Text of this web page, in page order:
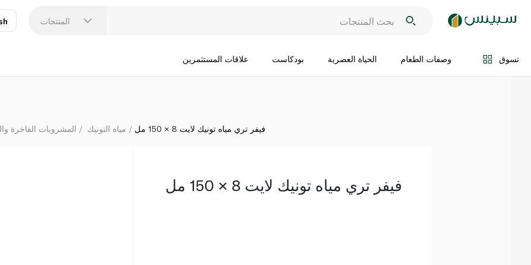
المنتجات
تسوق وصفات الطعام الحياة العصرية بودكاست علاقات المستثمرين
اضف الى السلة
المشروبات الفاخرة مياه التونيك فيفر تري مياه تونيك لايت 8 × 150 مل
فيفر تري مياه تونيك لايت 8 × 150 مل